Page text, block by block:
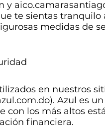
y
te sientas
medidas de
en nuestros
Azul es
con los más altos
financiera.